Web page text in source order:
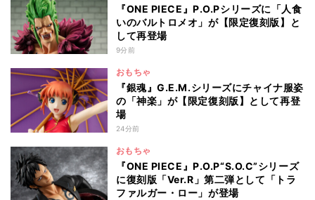
『ONE PIECE』P.O.Pシリーズに「人食
いのバルトロメオ」が【限定復刻版】と
して再登場
9分前
おもちゃ
『銀魂』G.E.M.シリーズにチャイナ服姿
の「神楽」が【限定復刻版】として再登
場
24分前
おもちゃ
『ONE PIECE』P.O.P“S.O.C”シリーズ
に復刻版「Ver.R」第二弾として「トラ
ファルガー・ロー」が登場